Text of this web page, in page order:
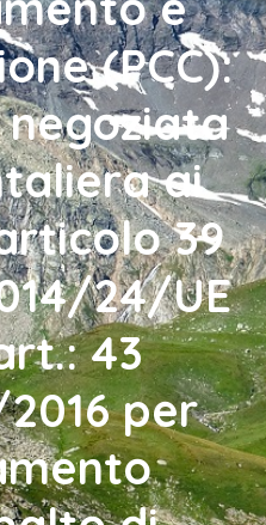
(PCC):
ai
39
24/UE
43
per